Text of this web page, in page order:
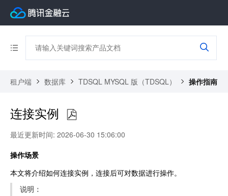
租户端 数据库 TDSQL MYSQL 版（TDSQL） 操作指南
连接实例
最近更新时间: 2026-06-30 15:06:00
操作场景
本文将介绍如何连接实例，连接后可对数据进行操作。
说明：